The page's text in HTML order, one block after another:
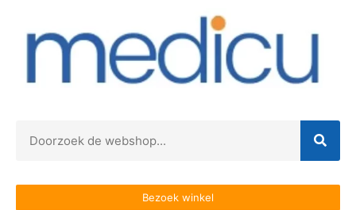
Bezoek winkel